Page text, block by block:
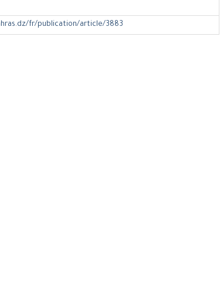
fr/publication/article/3883